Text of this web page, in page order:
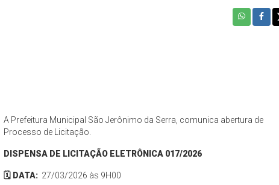
A Prefeitura Municipal São Jerônimo da Serra, comunica abertura de
Processo de Licitação.
DISPENSA DE LICITAÇÃO ELETRÔNICA 017/2026
🗓️ DATA: 27/03/2026 às 9H00